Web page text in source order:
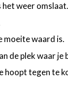
het weer omslaat.
moeite waard is.
de plek waar je
hoopt tegen te